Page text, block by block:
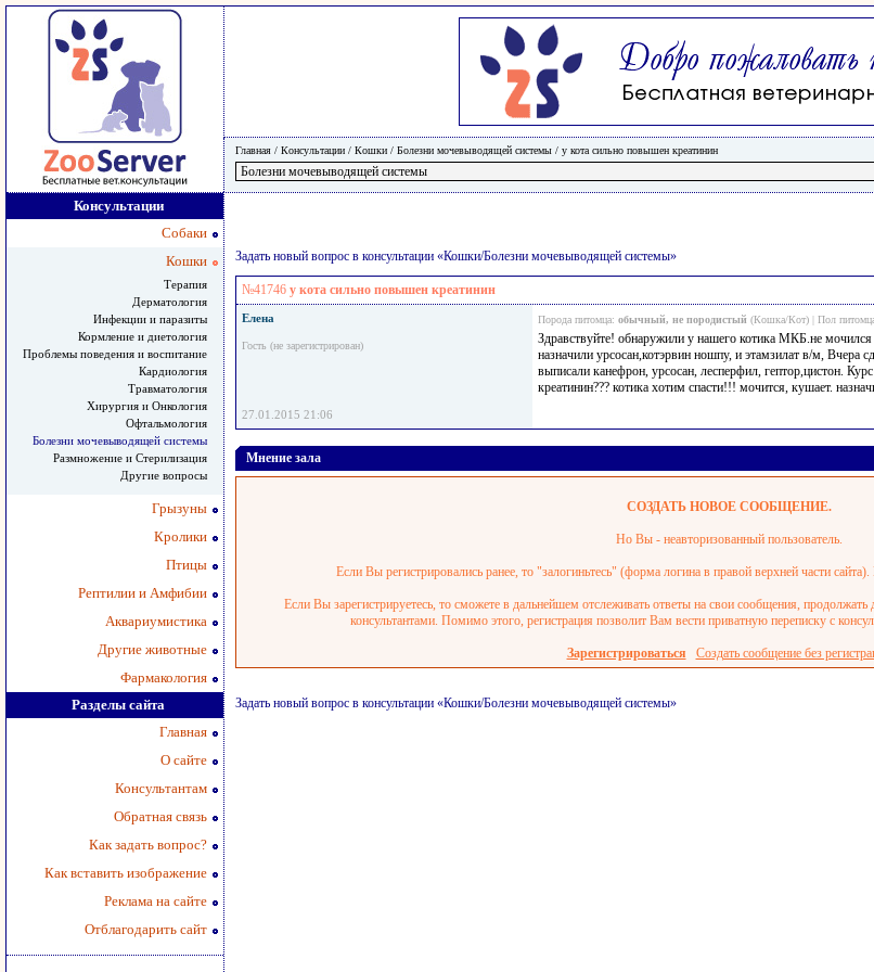
Главная / Консультации / Кошки / Болезни мочевыводящей системы / у кота сильно повышен креатинин
Консультации
Собаки
Кошки
Терапия
Дерматология
Инфекции и паразиты
Кормление и диетология
Проблемы поведения и воспитание
Кардиология
Травматология
Хирургия и Онкология
Офтальмология
Болезни мочевыводящей системы
Размножение и Стерилизация
Другие вопросы
Грызуны
Кролики
Птицы
Рептилии и Амфибии
Аквариумистика
Другие животные
Фармакология
Разделы сайта
Главная
О сайте
Консультантам
Обратная связь
Как задать вопрос?
Как вставить изображение
Реклама на сайте
Отблагодарить сайт
Задать новый вопрос в консультации «Кошки/Болезни мочевыводящей системы»
№41746 у кота сильно повышен креатинин
Елена
Гость (не зарегистрирован)
Порода питомца: обычный, не породистый (Кошка/Кот) | Пол
Здравствуйте! обнаружили у нашего котика МКБ.не
назначили урсосан,котэрвин ношпу, и этамзилат в/м, Вчера
выписали канефрон, урсосан, лесперфил, гептор,цистон.
креатинин??? котика хотим спасти!!! мочится, кушает.
27.01.2015 21:06
Мнение зала
СОЗДАТЬ НОВОЕ СООБЩЕНИЕ.
Но Вы - неавторизованный пользователь.
Если Вы регистрировались ранее, то "залогиньтесь" (форма логина в правой верхней части
Если Вы зарегистрируетесь, то сможете в дальнейшем отслеживать ответы на свои сообщения,
консультантами. Помимо этого, регистрация позволит Вам вести приватную переписку с
Зарегистрироваться Создать сообщение без
Задать новый вопрос в консультации «Кошки/Болезни мочевыводящей системы»